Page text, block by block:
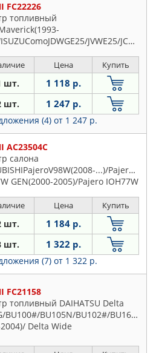
FC22226
топливный
JVWE25/
Цена Купить
шт. 1 118 р.
шт. 1 247 р.
(4) от 1 247 р.
AC23504C
салона
...)/
GEN(2000-2005)/Pajero IOH77W
Цена Купить
шт. 1 184 р.
шт. 1 322 р.
(7) от 1 322 р.
FC21158
топливный DAIHATSU Delta
BU100#/BU105N/BU102#/BU162#/
Delta Wide
FORD Everest EV/EU/EP